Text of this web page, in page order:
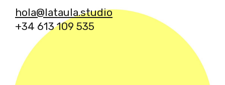
hola@lataula.studio
+34 613 109 535